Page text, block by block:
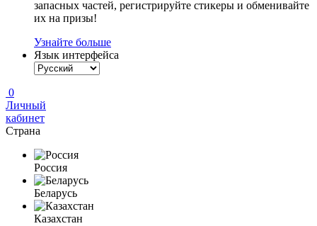
запасных частей, регистрируйте стикеры и обменивайте
их на призы!
Узнайте больше
Язык интерфейса
0
Личный
кабинет
Страна
Россия
Беларусь
Казахстан